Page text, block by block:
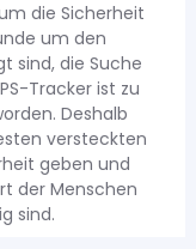
die Sicherheit
um den
sind, die Suche
Tracker ist zu
Deshalb
versteckten
geben und
der Menschen
sind.